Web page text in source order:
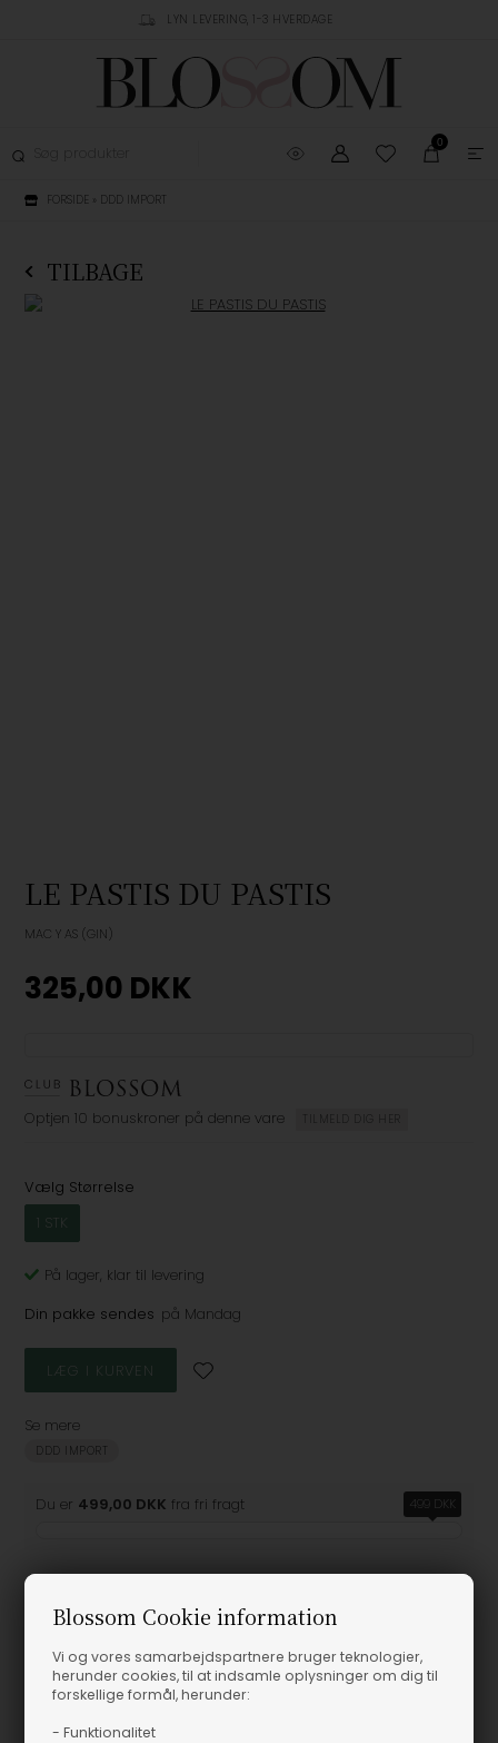
Blossom Cookie information
Vi og vores samarbejdspartnere bruger teknologier,
herunder cookies, til at indsamle oplysninger om dig til
forskellige formål, herunder:
- Funktionalitet
LYN LEVERING, 1-3 HVERDAGE
0
FORSIDE » DDD IMPORT
TILBAGE
LE PASTIS DU PASTIS
MAC Y AS (GIN)
325,00 DKK
Optjen 10 bonuskroner på denne vare TILMELD DIG HER
Vælg Størrelse
1 STK
På lager, klar til levering
Din pakke sendes på Mandag
Se mere
DDD IMPORT
Du er 499,00 DKK fra fri fragt 499 DKK
Produktinformation
LE PASTIS DU PASTIS
Varenummer